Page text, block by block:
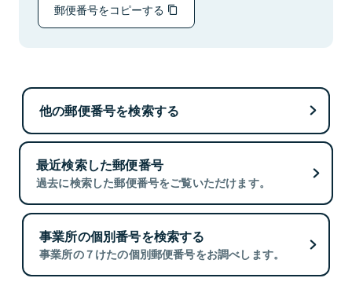
郵便番号をコピーする
他の郵便番号を検索する
最近検索した郵便番号
過去に検索した郵便番号をご覧いただけます。
事業所の個別番号を検索する
事業所の７けたの個別郵便番号をお調べします。